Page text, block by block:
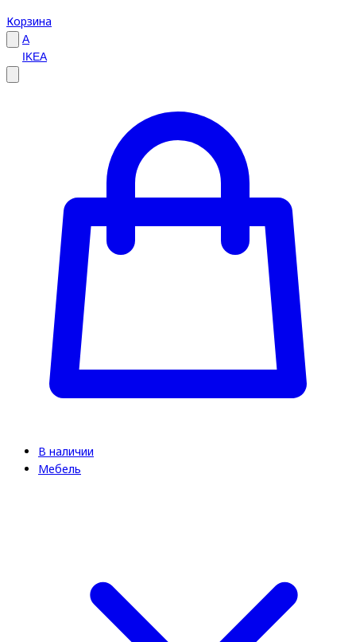
Корзина
A
IKEA
В наличии
Мебель